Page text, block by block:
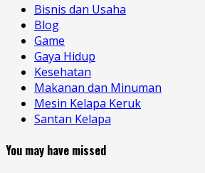
Bisnis dan Usaha
Blog
Game
Gaya Hidup
Kesehatan
Makanan dan Minuman
Mesin Kelapa Keruk
Santan Kelapa
You may have missed